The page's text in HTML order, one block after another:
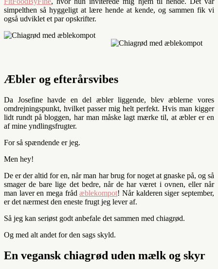
simpelthen så hyggeligt at lære hende at kende, og sammen fik vi
også udviklet et par opskrifter.
Æbler og efterårsvibes
Da Josefine havde en del æbler liggende, blev æblerne vores
omdrejningspunkt, hvilket passer mig helt perfekt. Hvis man kigger
lidt rundt på bloggen, har man måske lagt mærke til, at æbler er en
af mine yndlingsfrugter.
For så spændende er jeg.
Men hey!
De er der altid for en, når man har brug for noget at gnaske på, og så
smager de bare lige det bedre, når de har været i ovnen, eller når
man laver en mega frådæblekompot! Når kalderen siger september,
er det nærmest den eneste frugt jeg lever af.
Så jeg kan seriøst godt anbefale det sammen med chiagrød.
Og med alt andet for den sags skyld.
En vegansk chiagrød uden mælk og skyr